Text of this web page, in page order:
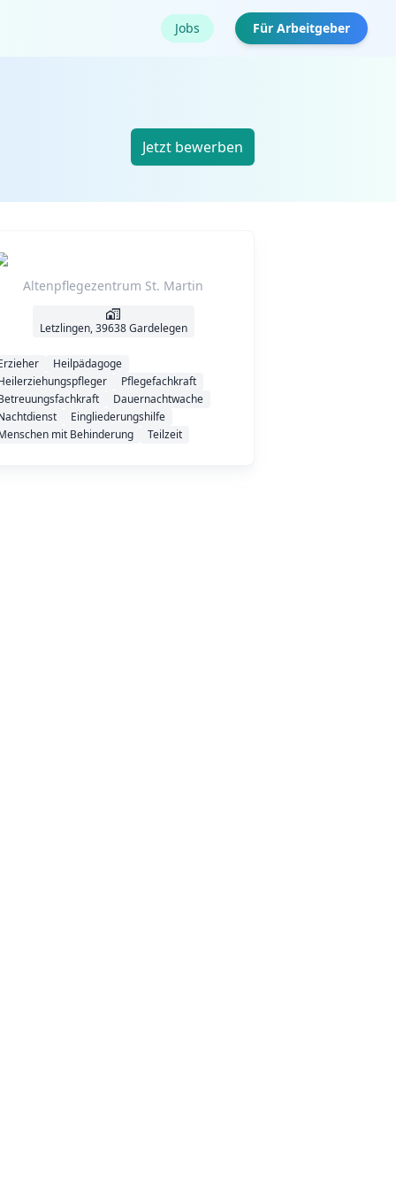
Jobs Für Arbeitgeber
Jetzt bewerben
Altenpflegezentrum St. Martin
Letzlingen, 39638 Gardelegen
Heilpädagoge
Pflegefachkraft
Dauernachtwache
Eingliederungshilfe
mit Behinderung
Teilzeit